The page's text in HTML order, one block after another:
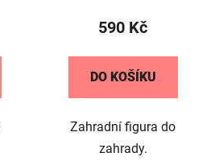
590 Kč
DO KOŠÍKU
Zahradní figura do
zahrady.